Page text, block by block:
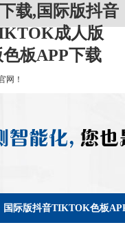
载,国际版抖音
成人版
板APP下载
网！
国际版抖音TIKTOK色板